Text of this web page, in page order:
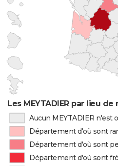
Les MEYTADIER par lieu de
Aucun MEYTADIER n'est
Département d'où sont
Département d'où sont
Département d'où sont